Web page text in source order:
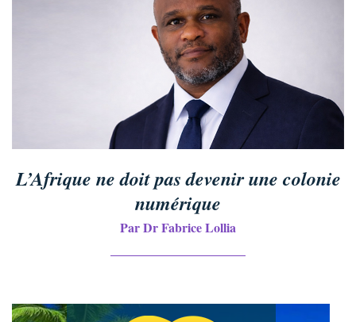
L’Afrique ne doit pas devenir une colonie
numérique
Par Dr Fabrice Lollia